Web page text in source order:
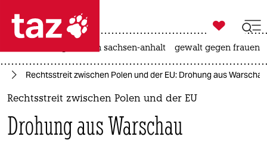
 taz zahl ich
taz zahl ich
politik

taz zahl ich
landtagswahl in sachsen-anhalt gewalt gegen frauen
Rechtsstreit zwischen Polen und der EU: Drohung aus Warschau
Rechtsstreit zwischen Polen und der EU
Drohung aus Warschau